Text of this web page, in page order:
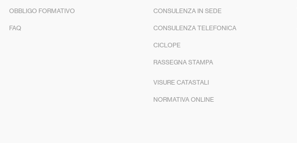
OBBLIGO FORMATIVO
FAQ
CONSULENZA IN SEDE
CONSULENZA TELEFONICA
CICLOPE
RASSEGNA STAMPA
VISURE CATASTALI
NORMATIVA ONLINE